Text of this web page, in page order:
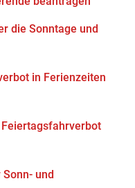
die Sonntage und
in Ferienzeiten
und